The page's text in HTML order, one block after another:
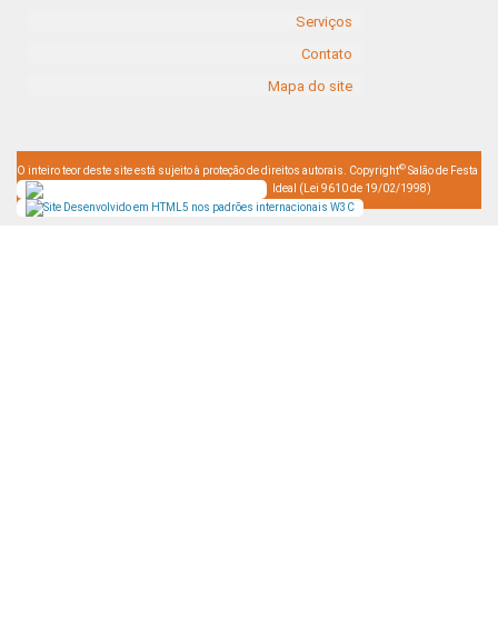
Serviços
Contato
Mapa do site
O inteiro teor deste site está sujeito à proteção de direitos autorais. Copyright© Salão de Festa
Ideal (Lei 9610 de 19/02/1998)